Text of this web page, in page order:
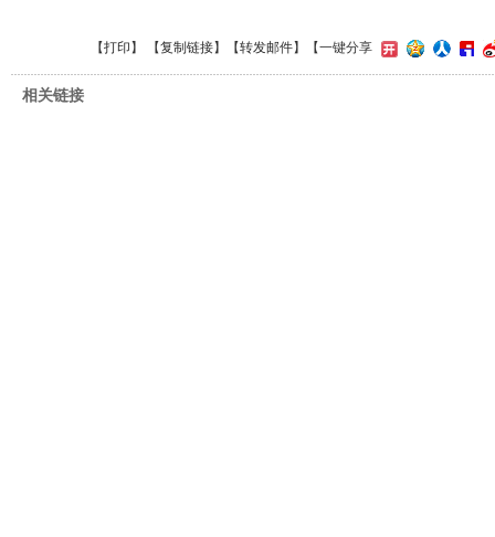
【打印 】 【复制链接】【转发邮件】 【一键分享
相关链接